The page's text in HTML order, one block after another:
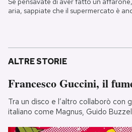
aria, sappiate che il supermercato è
ALTRE STORIE
Francesco Guccini, il
Tra un disco e l’altro collaborò con
italiano come Magnus, Guido